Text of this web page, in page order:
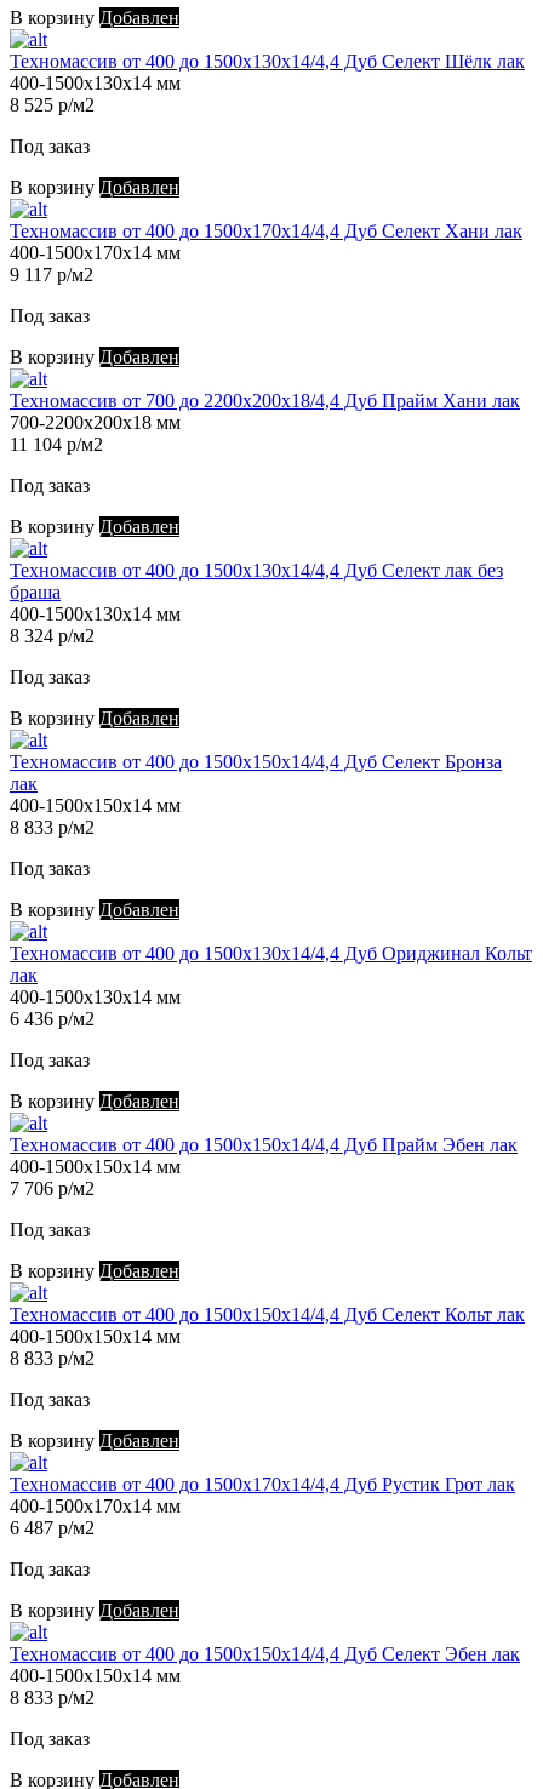
В корзину Добавлен
Техномассив от 400 до 1500х130х14/4,4 Дуб Селект Шёлк лак
400-1500х130х14 мм
8 525 р/м2
Под заказ
В корзину Добавлен
Техномассив от 400 до 1500х170х14/4,4 Дуб Селект Хани лак
400-1500х170х14 мм
9 117 р/м2
Под заказ
В корзину Добавлен
Техномассив от 700 до 2200х200х18/4,4 Дуб Прайм Хани лак
700-2200х200х18 мм
11 104 р/м2
Под заказ
В корзину Добавлен
Техномассив от 400 до 1500х130х14/4,4 Дуб Селект лак без
браша
400-1500х130х14 мм
8 324 р/м2
Под заказ
В корзину Добавлен
Техномассив от 400 до 1500х150х14/4,4 Дуб Селект Бронза
лак
400-1500х150х14 мм
8 833 р/м2
Под заказ
В корзину Добавлен
Техномассив от 400 до 1500х130х14/4,4 Дуб Ориджинал Кольт
лак
400-1500х130х14 мм
6 436 р/м2
Под заказ
В корзину Добавлен
Техномассив от 400 до 1500х150х14/4,4 Дуб Прайм Эбен лак
400-1500х150х14 мм
7 706 р/м2
Под заказ
В корзину Добавлен
Техномассив от 400 до 1500х150х14/4,4 Дуб Селект Кольт лак
400-1500х150х14 мм
8 833 р/м2
Под заказ
В корзину Добавлен
Техномассив от 400 до 1500х170х14/4,4 Дуб Рустик Грот лак
400-1500х170х14 мм
6 487 р/м2
Под заказ
В корзину Добавлен
Техномассив от 400 до 1500х150х14/4,4 Дуб Селект Эбен лак
400-1500х150х14 мм
8 833 р/м2
Под заказ
В корзину Добавлен